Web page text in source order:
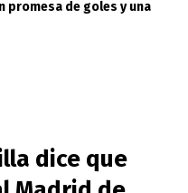
promesa de goles y una
dice que